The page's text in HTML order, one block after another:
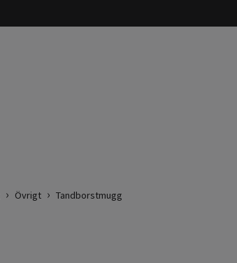
Övrigt Tandborstmugg